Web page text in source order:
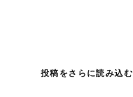
投稿をさらに読み込む